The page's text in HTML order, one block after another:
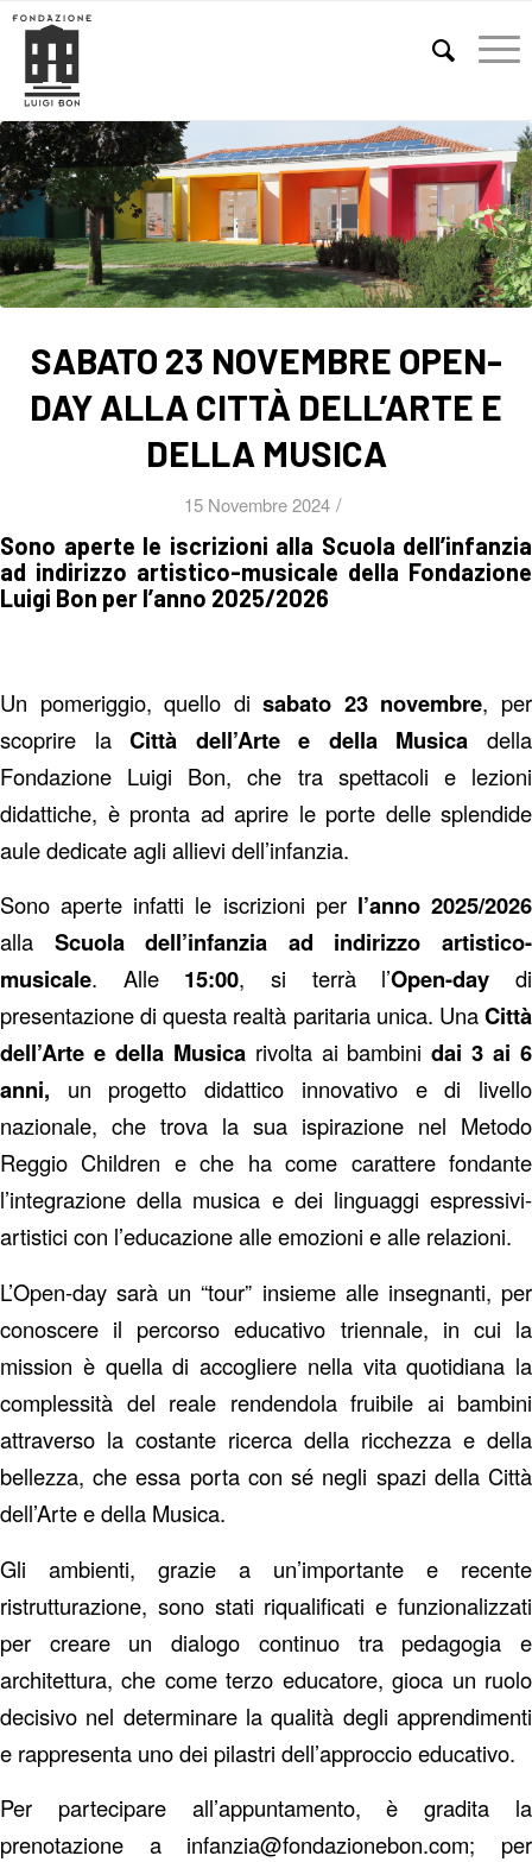
SABATO 23 NOVEMBRE OPEN-
DAY ALLA CITTÀ DELL’ARTE E
DELLA MUSICA
15 Novembre 2024 /
Sono aperte le iscrizioni alla Scuola dell’infanzia
ad indirizzo artistico-musicale della Fondazione
Luigi Bon per l’anno 2025/2026
Un pomeriggio, quello di sabato 23 novembre, per
scoprire laCittà dell’Arte e della Musica della
Fondazione Luigi Bon, che tra spettacoli e lezioni
didattiche, è pronta ad aprire le porte delle splendide
aule dedicate agli allievi dell’infanzia.
Sono aperte infatti le iscrizioni per l’anno 2025/2026
alla Scuola dell’infanzia
ad indirizzo artistico-
musicale. Alle 15:00, si terrà l’Open-daydi
presentazione di questa realtà paritaria unica. UnaCittà
dell’Arte e della Musicarivolta ai bambinidai 3 ai 6
anni, un progetto didattico innovativo e di livello
nazionale, che trova la sua ispirazione nel Metodo
Reggio Children e che ha come carattere fondante
l’integrazione della musica e dei linguaggi espressivi-
artistici con l’educazione alle emozioni e alle relazioni.
L’Open-day sarà un “tour” insieme alle insegnanti, per
conoscere il percorso educativo triennale, in cui la
mission è quella di accogliere nella vita quotidiana la
complessità del reale rendendola fruibile ai bambini
attraverso la costante ricerca della ricchezza e della
bellezza, che essa porta con sé negli spazi della Città
dell’Arte e della Musica.
Gli ambienti, grazie a un’importante e recente
ristrutturazione, sono stati riqualificati e funzionalizzati
per creare un dialogo continuo tra pedagogia e
architettura, che come terzo educatore, gioca un ruolo
decisivo nel determinare la qualità degli apprendimenti
e rappresenta uno dei pilastri dell’approccio educativo.
Per partecipare all’appuntamento, è gradita la
prenotazione a infanzia@fondazionebon.com; per